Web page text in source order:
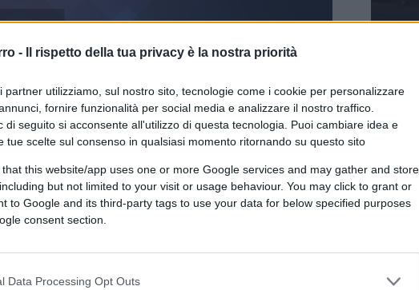
- Il rispetto della tua privacy è la nostra priorità
partner utilizziamo, sul nostro sito, tecnologie come i cookie per personalizzare
fornire funzionalità per social media e analizzare il nostro traffico.
di seguito si acconsente all'utilizzo di questa tecnologia. Puoi cambiare idea e
tue scelte sul consenso in qualsiasi momento ritornando su questo sito
that this website/app uses one or more Google services and may gather and store
but not limited to your visit or usage behaviour. You may click to grant or
to Google and its third-party tags to use your data for below specified purposes
consent section.
Data Processing Opt Outs